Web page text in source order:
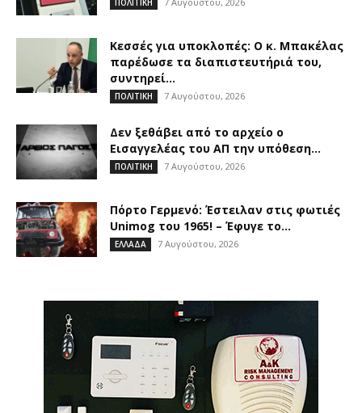
Κεσσές για υποκλοπές: Ο κ. Μπακέλας
παρέδωσε τα διαπιστευτήριά του,
συντηρεί...
ΠΟΛΙΤΙΚΗ 7 Αυγούστου, 2026
Δεν ξεθάβει από το αρχείο ο
Εισαγγελέας του ΑΠ την υπόθεση...
ΠΟΛΙΤΙΚΗ 7 Αυγούστου, 2026
Πόρτο Γερμενό: Έστειλαν στις φωτιές
Unimog του 1965! – Έφυγε το...
ΕΛΛΑΔΑ 7 Αυγούστου, 2026